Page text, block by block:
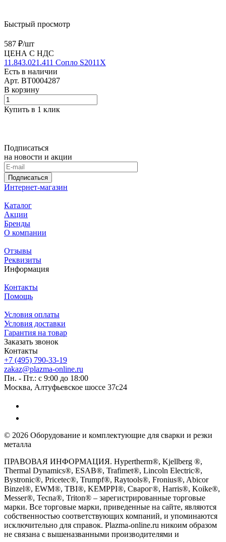
Быстрый просмотр
587 ₽/шт
ЦЕНА С НДС
11.843.021.411 Сопло S2011X
Есть в наличии
Арт. BT0004287
В корзину
Купить в 1 клик
Подписаться
на новости и акции
Подписаться
Интернет-магазин
Каталог
Акции
Бренды
О компании
Отзывы
Реквизиты
Информация
Контакты
Помощь
Условия оплаты
Условия доставки
Гарантия на товар
Заказать звонок
Контакты
+7 (495) 790-33-19
zakaz@plazma-online.ru
Пн. - Пт.: с 9:00 до 18:00
Москва, Алтуфьевское шоссе 37с24
© 2026 Оборудование и комплектующие для сварки и резки
металла
ПРАВОВАЯ ИНФОРМАЦИЯ. Hypertherm®, Kjellberg ®,
Thermal Dynamics®, ESAB®, Trafimet®, Lincoln Electric®,
Bystronic®, Pricetec®, Trumpf®, Raytools®, Fronius®, Abicor
Binzel®, EWM®, TBI®, KEMPPI®, Сварог®, Harris®, Koike®,
Messer®, Tecna®, Triton® – зарегистрированные торговые
марки. Все торговые марки, приведенные на сайте, являются
собственностью соответствующих компаний, и упоминаются
исключительно для справок. Plazma-online.ru никоим образом
не связана с вышеназванными производителями и